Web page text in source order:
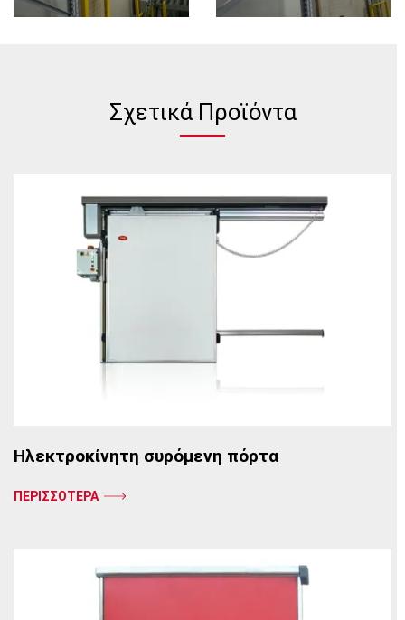
Σχετικά Προϊόντα
Ηλεκτροκίνητη συρόμενη πόρτα
ΠΕΡΙΣΣΟΤΕΡΑ